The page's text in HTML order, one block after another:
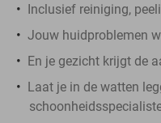
Inclusief reiniging,
Jouw huidproblemen
En je gezicht krijgt de
Laat je in de watten